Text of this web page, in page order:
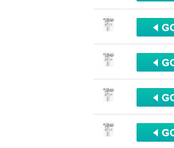
שתף
שתף
שתף
שתף